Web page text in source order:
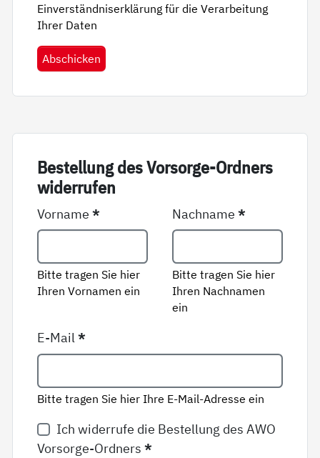
Einverständniserklärung für die Verarbeitung
Ihrer Daten
Abschicken
Be­stel­lung des Vor­sor­ge-Ord­ners
wi­der­ru­fen
Vorname*
Bitte tragen Sie hier
Ihren Vornamen ein
Nachname*
Bitte tragen Sie hier
Ihren Nachnamen
ein
E-Mail*
Bitte tragen Sie hier Ihre E-Mail-Adresse ein
Ich widerrufe die Bestellung des AWO
Vorsorge-Ordners*